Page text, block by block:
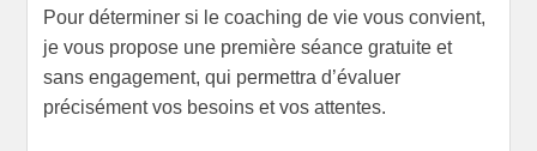
Pour déterminer si le coaching de vie vous convient,
je vous propose une première séance gratuite et
sans engagement, qui permettra d’évaluer
précisément vos besoins et vos attentes.